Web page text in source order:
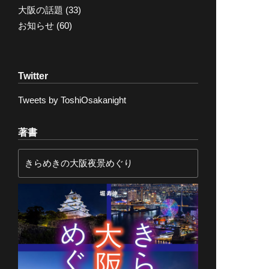
大阪の話題 (33)
お知らせ (60)
Twitter
Tweets by ToshiOsakanight
著書
きらめきの大阪夜景めぐり